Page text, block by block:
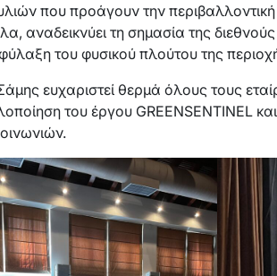
που προάγουν την περιβαλλοντική
αναδεικνύει τη σημασία της
του φυσικού πλούτου της
ευχαριστεί θερμά όλους τους
του έργου GREENSENTINEL